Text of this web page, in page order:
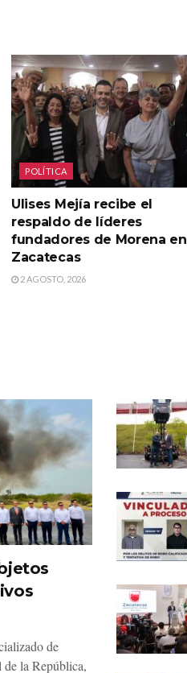
POLÍTICA
Ulises Mejía recibe el
respaldo de líderes
fundadores de Morena en
Zacatecas
2 AGOSTO, 2026
de
la República,